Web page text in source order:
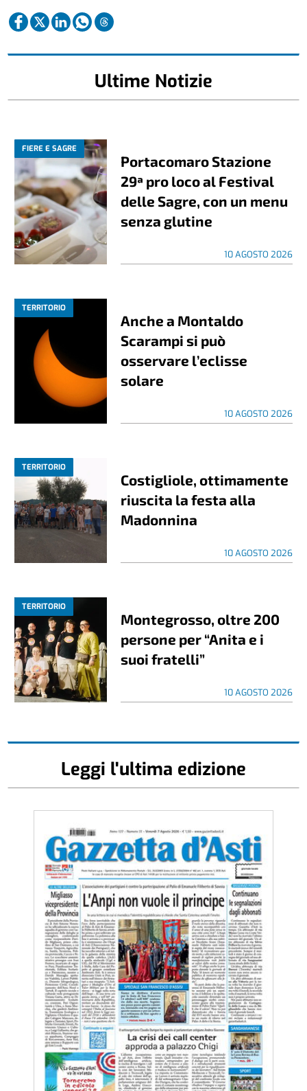
Ultime Notizie
FIERE E SAGRE
Portacomaro Stazione
29ª pro loco al Festival
delle Sagre, con un menu
senza glutine
10 AGOSTO 2026
TERRITORIO
Anche a Montaldo
Scarampi si può
osservare l’eclisse
solare
10 AGOSTO 2026
TERRITORIO
Costigliole, ottimamente
riuscita la festa alla
Madonnina
10 AGOSTO 2026
TERRITORIO
Montegrosso, oltre 200
persone per “Anita e i
suoi fratelli”
10 AGOSTO 2026
Leggi l'ultima edizione